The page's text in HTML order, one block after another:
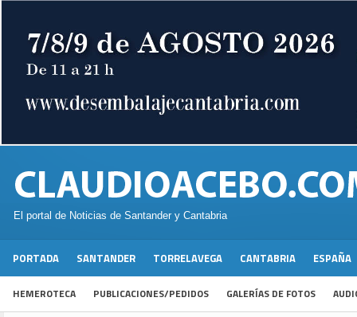
El portal de Noticias de Santander y Cantabria
PORTADA SANTANDER TORRELAVEGA CANTABRIA ESPAÑA
HEMEROTECA PUBLICACIONES/PEDIDOS GALERÍAS DE FOTOS